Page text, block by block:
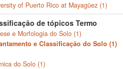
of Puerto Rico at Mayagüez (1)
de tópicos Termo
e Morfologia do Solo (1)
e Classificação do Solo (1)
do Solo (1)